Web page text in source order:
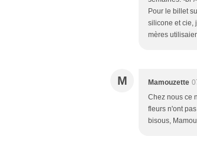
Pour le billet
silicone et cie,
mères
M Mamouzette
Chez nous ce
fleurs n'ont
bisous,